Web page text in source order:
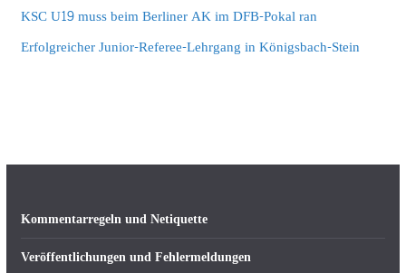
KSC U19 muss beim Berliner AK im DFB-Pokal ran
Erfolgreicher Junior-Referee-Lehrgang in Königsbach-Stein
Kommentarregeln und Netiquette
Veröffentlichungen und Fehlermeldungen